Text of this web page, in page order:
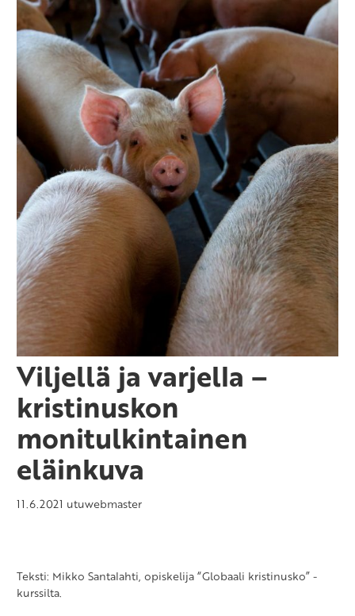
Viljellä ja varjella –
kristinuskon
monitulkintainen
eläinkuva
11.6.2021 utuwebmaster
Teksti: Mikko Santalahti, opiskelija “Globaali kristinusko” -
kurssilta.